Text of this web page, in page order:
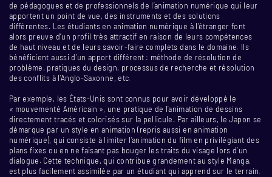
de pédagogues et de professionnels de l’animation numérique qui leur
apportent un point de vue, des instruments et des solutions
différentes. Les étudiants en animation numérique à l’étranger font
alors preuve d’un profil très attractif en raison de leurs compétences
de haut niveau et de leurs savoir-faire complets dans le domaine. Ils
bénéficient aussi d’un apport différent : méthode de résolution de
problème, pratiques du design, processus de recherche et résolution
des conflits à l’Anglo-Saxonne, etc.
Par exemple, les États-Unis sont connus pour avoir développé le
« mouvementé Américain », une pratique de l’animation de dessins
directement tracés et colorisés sur la pellicule. Par ailleurs, le Japon se
démarque par un style en animation (repris aussi en animation
numérique), qui consiste à limiter l’animation du film en privilégiant des
plans fixes ou en ne faisant pas bouger les traits du visage lors d’un
dialogue. Cette technique, qui contribue grandement au style Manga,
est plus facilement assimilée par un étudiant qui apprend sur le terrain.